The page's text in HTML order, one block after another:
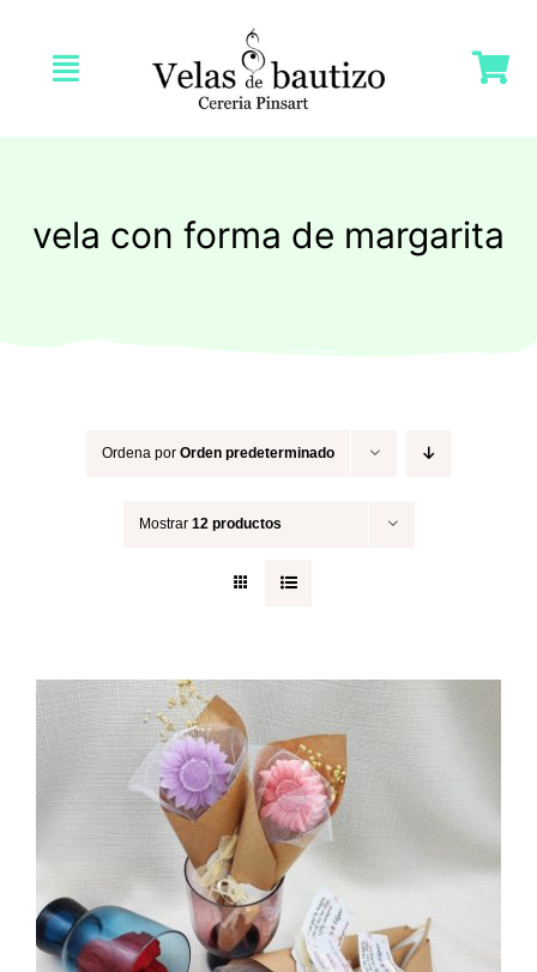
Toggle
Velas Comunión
Blog
vela con forma de margarita
Ordena por Orden predeterminado
Mostrar 12 productos